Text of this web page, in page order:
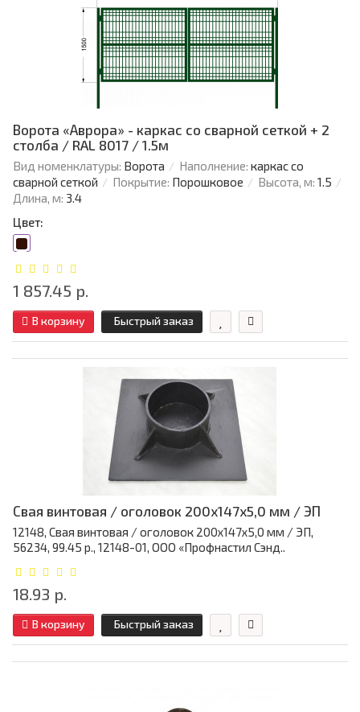
Ворота «Аврора» - каркас со сварной сеткой + 2
столба / RAL 8017 / 1.5м
Вид номенклатуры: Ворота Наполнение: каркас со
сварной сеткой
Покрытие: Порошковое Высота, м: 1.5
Длина, м: 3.4
Цвет:
1 857.45 р.
В корзину Быстрый заказ
Свая винтовая / оголовок 200x147x5,0 мм / ЭП
12148, Свая винтовая / оголовок 200x147x5,0 мм / ЭП,
56234, 99.45 р., 12148-01, ООО «Профнастил Сэнд..
18.93 р.
В корзину Быстрый заказ